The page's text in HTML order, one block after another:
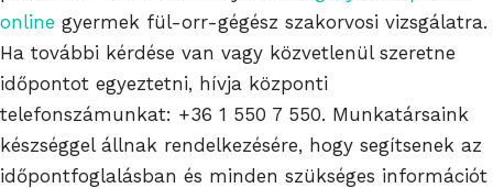
online gyermek fül-orr-gégész szakorvosi vizsgálatra.
Ha további kérdése van vagy közvetlenül szeretne
időpontot egyeztetni, hívja központi
telefonszámunkat: +36 1 550 7 550. Munkatársaink
készséggel állnak rendelkezésére, hogy segítsenek az
időpontfoglalásban és minden szükséges információt